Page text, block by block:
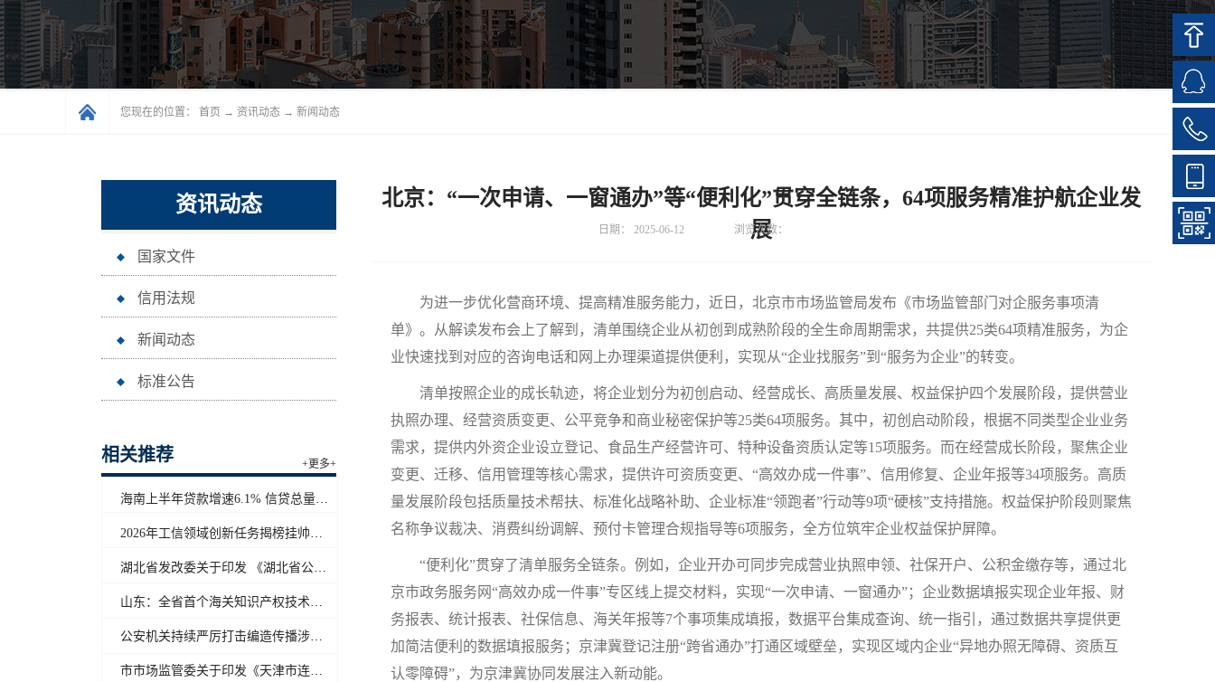
您现在的位置： 首页 → 资讯动态 → 新闻动态
资讯动态
国家文件
信用法规
新闻动态
标准公告
相关推荐 +更多+
海南上半年贷款增速6.1% 信贷总量保持合理平稳增长
2026年工信领域创新任务揭榜挂帅工作启动
湖北省发改委关于印发 《湖北省公共信用信息目录（2026年版）》的通知
山东：全省首个海关知识产权技术调查官制度落地济南自贸片区
公安机关持续严厉打击编造传播涉汛涉灾网络谣言
市市场监管委关于印发《天津市连锁企业食品经营许可“先证后核”信用承诺审批实施办法》的通知
北京：“一次申请、一窗通办”等“便利化”贯穿全链条，64项服务精准护航企业发
展
日期： 2025-06-12 浏览次数：
为进一步优化营商环境、提高精准服务能力，近日，北京市市场监管局发布《市场监管部门对企服务事项清
单》。从解读发布会上了解到，清单围绕企业从初创到成熟阶段的全生命周期需求，共提供25类64项精准服务，为企
业快速找到对应的咨询电话和网上办理渠道提供便利，实现从“企业找服务”到“服务为企业”的转变。
清单按照企业的成长轨迹，将企业划分为初创启动、经营成长、高质量发展、权益保护四个发展阶段，提供营业
执照办理、经营资质变更、公平竞争和商业秘密保护等25类64项服务。其中，初创启动阶段，根据不同类型企业业务
需求，提供内外资企业设立登记、食品生产经营许可、特种设备资质认定等15项服务。而在经营成长阶段，聚焦企业
变更、迁移、信用管理等核心需求，提供许可资质变更、“高效办成一件事”、信用修复、企业年报等34项服务。高质
量发展阶段包括质量技术帮扶、标准化战略补助、企业标准“领跑者”行动等9项“硬核”支持措施。权益保护阶段则聚焦
名称争议裁决、消费纠纷调解、预付卡管理合规指导等6项服务，全方位筑牢企业权益保护屏障。
“便利化”贯穿了清单服务全链条。例如，企业开办可同步完成营业执照申领、社保开户、公积金缴存等，通过北
京市政务服务网“高效办成一件事”专区线上提交材料，实现“一次申请、一窗通办”；企业数据填报实现企业年报、财
务报表、统计报表、社保信息、海关年报等7个事项集成填报，数据平台集成查询、统一指引，通过数据共享提供更
加简洁便利的数据填报服务；京津冀登记注册“跨省通办”打通区域壁垒，实现区域内企业“异地办照无障碍、资质互
认零障碍”，为京津冀协同发展注入新动能。